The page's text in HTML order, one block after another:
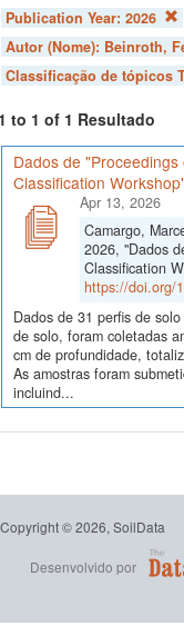
Publication Year: 2026
Autor (Nome): Beinroth,
Classificação de tópicos
to 1 of 1 Resultado
Dados de
Classification
Apr 13, 2026
Camargo,
2026, "Dados
Classification
https://doi.org/
Dados de 31 perfis de
de solo, foram coletadas
cm de profundidade,
As amostras foram
incluind...
Copyright © 2026, SoilData
Desenvolvido por